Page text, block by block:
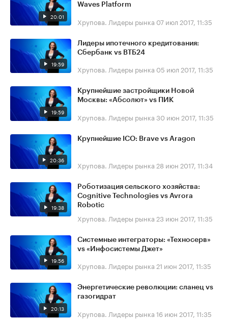
20:01
Waves Platform
Хрупова. Лидеры рынка 07 июл 2017, 11:35
19:59
Лидеры ипотечного кредитования:
Сбербанк vs ВТБ24
Хрупова. Лидеры рынка 05 июл 2017, 11:35
19:59
Крупнейшие застройщики Новой
Москвы: «Абсолют» vs ПИК
Хрупова. Лидеры рынка 30 июн 2017, 11:35
20:36
Крупнейшие ICO: Brave vs Aragon
Хрупова. Лидеры рынка 28 июн 2017, 11:34
19:38
Роботизация сельского хозяйства:
Cognitive Technologies vs Avrora
Robotic
Хрупова. Лидеры рынка 23 июн 2017, 11:35
19:56
Системные интеграторы: «​Техносерв»
vs «Инфосистемы Джет»
Хрупова. Лидеры рынка 21 июн 2017, 11:35
20:13
Энергетические революции: сланец vs
газогидрат
Хрупова. Лидеры рынка 16 июн 2017, 11:35